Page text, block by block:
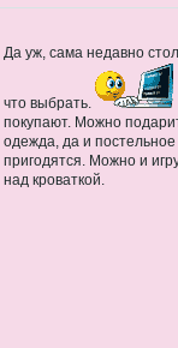
Да уж, сама недавно
что выбрать.
покупают. Можно
одежда, да и
пригодятся. Можно и
над кроваткой.